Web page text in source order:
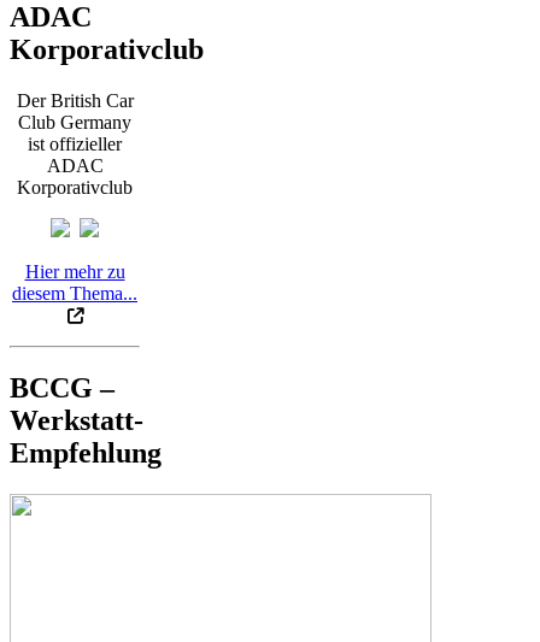
ADAC
Korporativclub
Der British Car
Club Germany
ist offizieller
ADAC
Korporativclub
Hier mehr zu
diesem Thema...
BCCG –
Werkstatt-
Empfehlung